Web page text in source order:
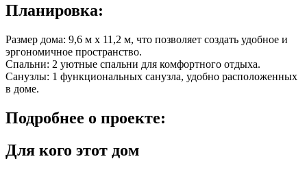
Планировка:
Размер дома: 9,6 м x 11,2 м, что позволяет создать удобное и
эргономичное пространство.
Спальни: 2 уютные спальни для комфортного отдыха.
Санузлы: 1 функциональных санузла, удобно расположенных
в доме.
Подробнее о проекте:
Для кого этот дом